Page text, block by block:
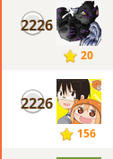
2226
20
2226
156